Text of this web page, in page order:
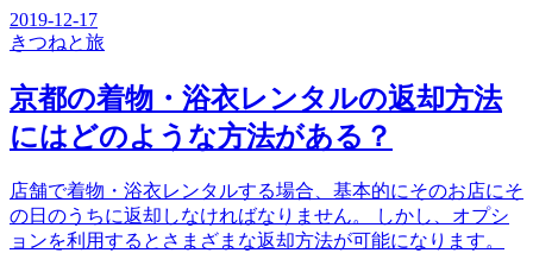
2019-12-17
きつねと旅
京都の着物・浴衣レンタルの返却方法
にはどのような方法がある？
店舗で着物・浴衣レンタルする場合、基本的にそのお店にそ
の日のうちに返却しなければなりません。 しかし、オプシ
ョンを利用するとさまざまな返却方法が可能になります。